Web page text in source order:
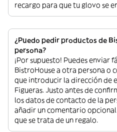
recargo para que tu glovo se
¿Puedo pedir productos de
persona?
¡Por supuesto! Puedes enviar
BistroHouse a otra persona o
que introducir la dirección de
Figueras. Justo antes de
los datos de contacto de la
añadir un comentario
que se trata de un regalo.